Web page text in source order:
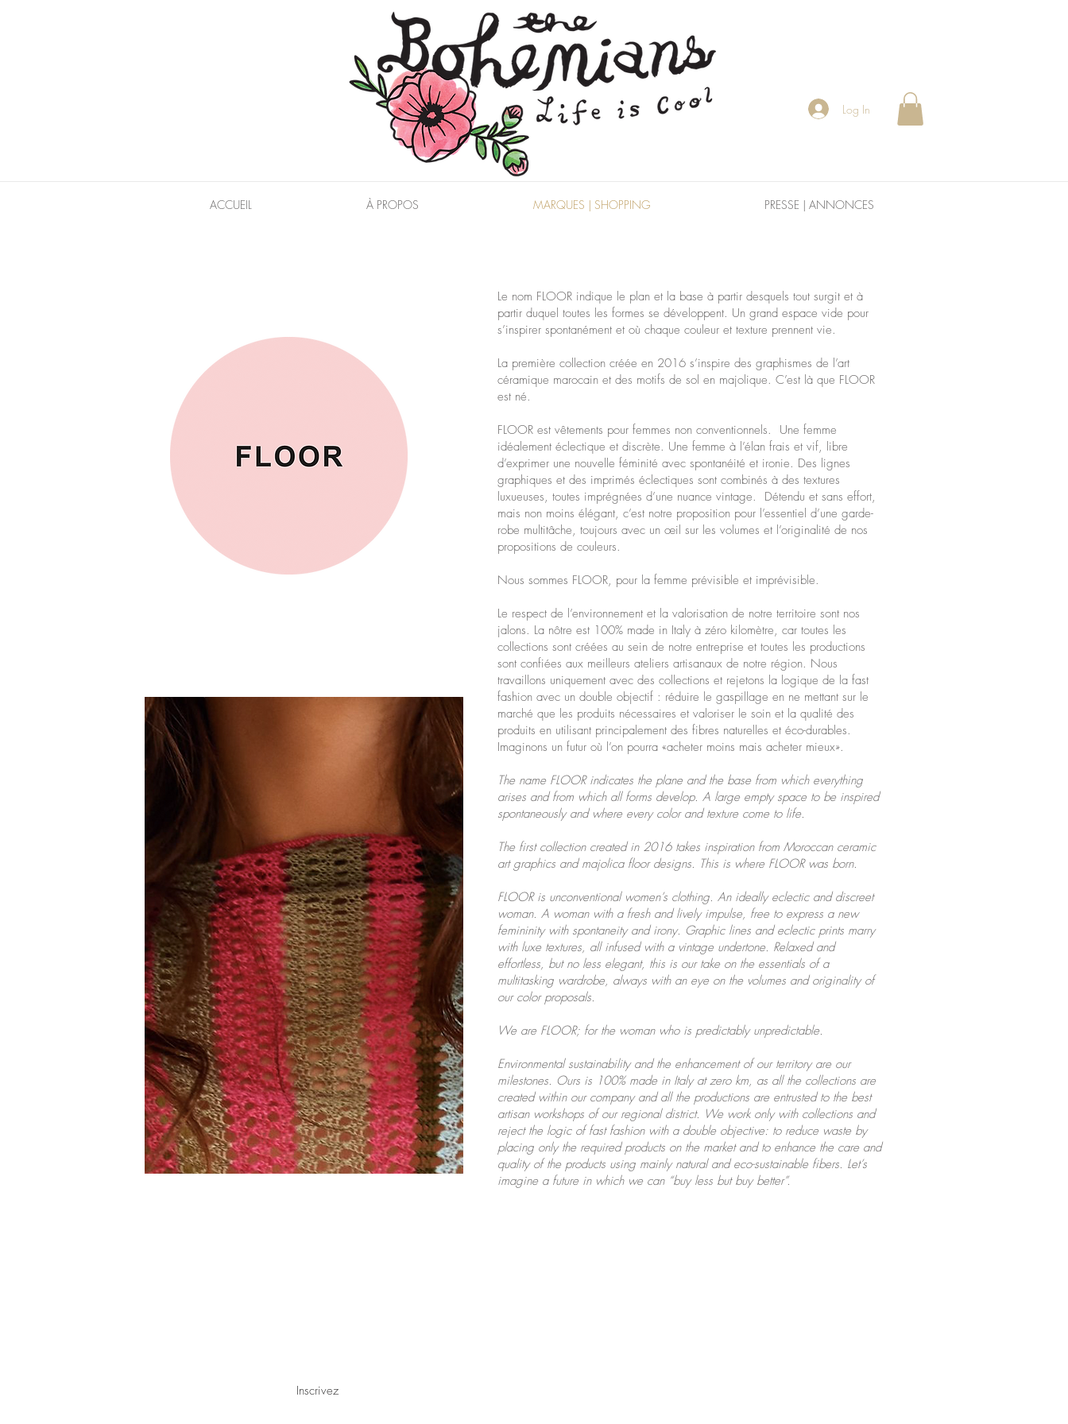
Log In
ACCUEIL À PROPOS MARQUES | SHOPPING PRESSE | ANNONCES
Le nom FLOOR indique le plan et la base à partir desquels tout surgit et à
partir duquel toutes les formes se développent. Un grand espace vide pour
s’inspirer spontanément et où chaque couleur et texture prennent vie.
La première collection créée en 2016 s’inspire des graphismes de l’art
céramique marocain et des motifs de sol en majolique. C’est là que FLOOR
est né.
FLOOR est vêtements pour femmes non conventionnels. Une femme
idéalement éclectique et discrète. Une femme à l’élan frais et vif, libre
d’exprimer une nouvelle féminité avec spontanéité et ironie. Des lignes
graphiques et des imprimés éclectiques sont combinés à des textures
luxueuses, toutes imprégnées d’une nuance vintage. Détendu et sans effort,
mais non moins élégant, c’est notre proposition pour l’essentiel d’une garde-
robe multitâche, toujours avec un œil sur les volumes et l’originalité de nos
propositions de couleurs.
Nous sommes FLOOR, pour la femme prévisible et imprévisible.
Le respect de l’environnement et la valorisation de notre territoire sont nos
jalons. La nôtre est 100% made in Italy à zéro kilomètre, car toutes les
collections sont créées au sein de notre entreprise et toutes les productions
sont confiées aux meilleurs ateliers artisanaux de notre région. Nous
travaillons uniquement avec des collections et rejetons la logique de la fast
fashion avec un double objectif : réduire le gaspillage en ne mettant sur le
marché que les produits nécessaires et valoriser le soin et la qualité des
produits en utilisant principalement des fibres naturelles et éco-durables.
Imaginons un futur où l’on pourra «acheter moins mais acheter mieux».
The name FLOOR indicates the plane and the base from which everything
arises and from which all forms develop. A large empty space to be inspired
spontaneously and where every color and texture come to life.
The first collection created in 2016 takes inspiration from Moroccan ceramic
art graphics and majolica floor designs. This is where FLOOR was born.
FLOOR is unconventional women’s clothing. An ideally eclectic and discreet
woman. A woman with a fresh and lively impulse, free to express a new
femininity with spontaneity and irony. Graphic lines and eclectic prints marry
with luxe textures, all infused with a vintage undertone. Relaxed and
effortless, but no less elegant, this is our take on the essentials of a
multitasking wardrobe, always with an eye on the volumes and originality of
our color proposals.
We are FLOOR; for the woman who is predictably unpredictable.
Environmental sustainability and the enhancement of our territory are our
milestones. Ours is 100% made in Italy at zero km, as all the collections are
created within our company and all the productions are entrusted to the best
artisan workshops of our regional district. We work only with collections and
reject the logic of fast fashion with a double objective: to reduce waste by
placing only the required products on the market and to enhance the care and
quality of the products using mainly natural and eco-sustainable fibers. Let’s
imagine a future in which we can “buy less but buy better”.
Inscrivez